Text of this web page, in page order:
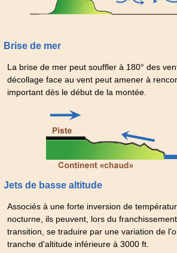
Brise de mer
La brise de mer peut souffler à 180° des
décollage face au vent peut amener à
important dès le début de la montée.
Jets de basse altitude
Associés à une forte inversion de
nocturne, ils peuvent, lors du
transition, se traduire par une variation de
tranche d'altitude inférieure à 3000 ft.